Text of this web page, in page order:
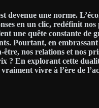
devenue une norme.
en un clic, redéfinit
une quête constante de
Pourtant, en
nos relations et nos
? En explorant cette
vivre à l’ère de